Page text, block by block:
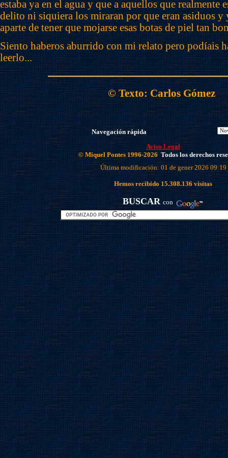
estaba ya en el agua y que a aquellos que realmente
delito ni siquiera los miraran por que eran asiduos y
aparte de tener que mojarse esas botas de piel tan
Siento haberos aburrido con mi relato pero podíais
leerlo...
© Texto: Carlos Gómez
Navegación rápida
Aviso Legal
© Miquel Pontes 1996-2026 Todos los derechos
Última modificación: 01 de gener 2026 09:19
Hemos recibido 15.308.136 visitas
BUSCAR con